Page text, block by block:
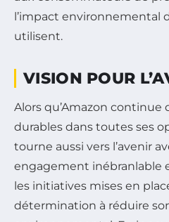
l’impact environnemental
utilisent.
VISION POUR
Alors qu’Amazon continue
durables dans toutes ses
tourne aussi vers l’avenir
engagement inébranlable
les initiatives mises en
détermination à réduire